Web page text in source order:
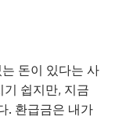
돈이 있다는 사
기 쉽지만, 지금
. 환급금은 내가